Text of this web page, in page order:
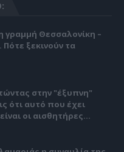
γραμμή Θεσσαλονίκη –
ξεκινούν τα
στην "έξυπνη"
ότι αυτό που έχει
οι αισθητήρες...